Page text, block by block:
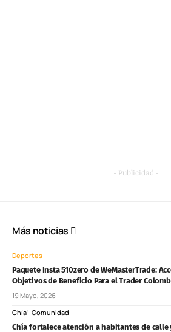
- Publicidad -
Más noticias
Deportes
Paquete Insta 510zero de WeMasterTrade:
Objetivos de Beneficio Para el Trader
19 Mayo, 2026
Chía Comunidad
Chía fortalece atención a habitantes de calle